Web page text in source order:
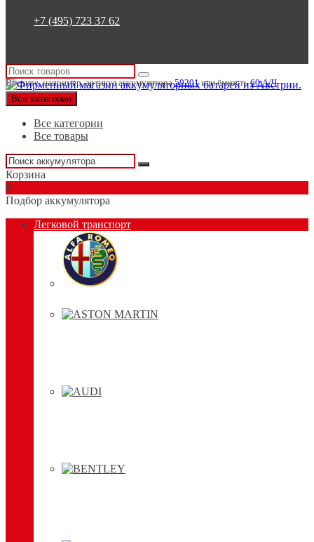
+7 (495) 723 37 62
Введите, например, артикул аккумулятора59201или ёмкость60 А/Ч
Все категории
Все категории
Все товары
Корзина
0
Подбор аккумулятора
Легковой транспорт